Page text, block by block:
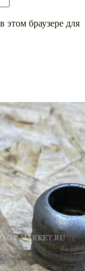
этом браузере для